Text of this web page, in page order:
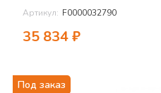
Артикул: F0000032790
35 834₽
Под заказ